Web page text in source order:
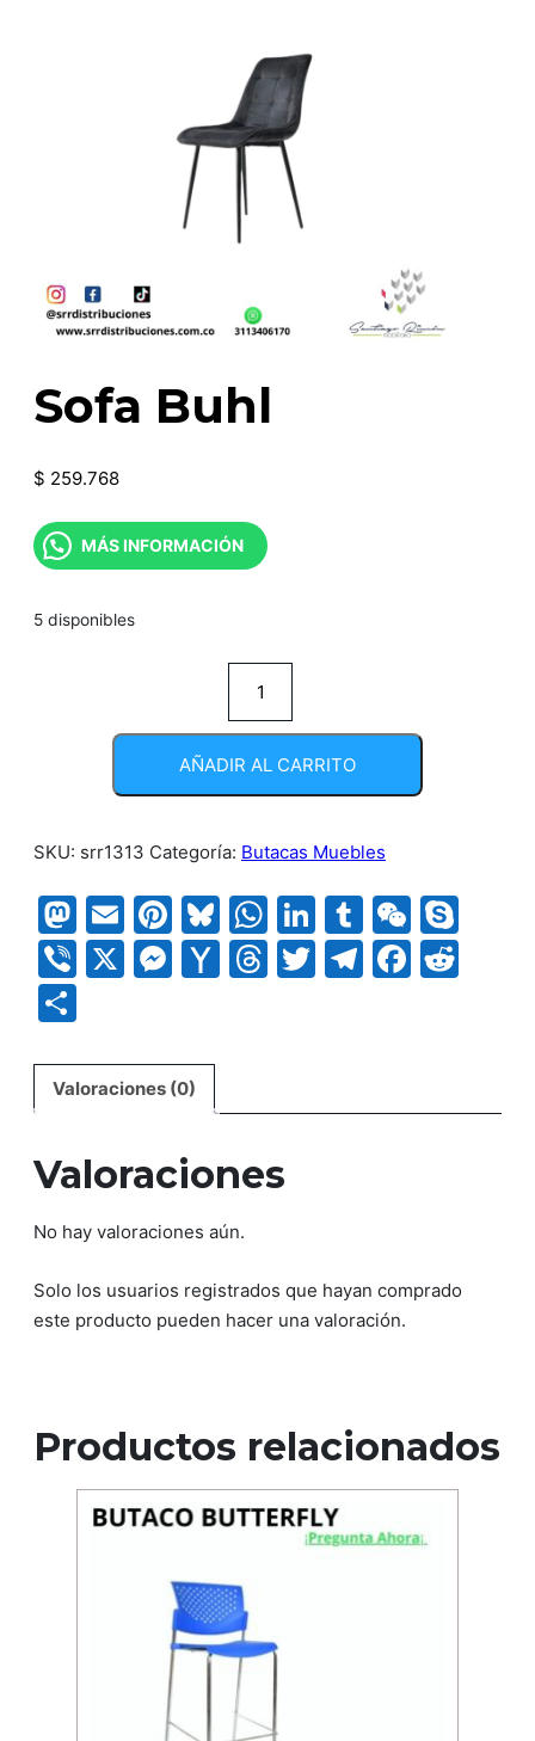
Sofa Buhl
$ 259.768
MÁS INFORMACIÓN
5 disponibles
Buhl
cantidad
AÑADIR AL CARRITO
SKU: srr1313 Categoría: Butacas Muebles
Mastodon
EmailPinterest
Bluesky
WhatsApp
LinkedIn
Tumblr
Viber
X Messenger
Yahoo
Threads
Twitter
Telegram
Valoraciones (0)
Valoraciones
No hay valoraciones aún.
Solo los usuarios registrados que hayan comprado
este producto pueden hacer una valoración.
Productos relacionados